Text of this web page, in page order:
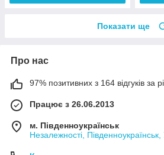
Показати ще
Про нас
97% позитивних з 164 відгуків за
Працює з 26.06.2013
м. Південноукраїнськ
Незалежності, Південноукраїнськ,